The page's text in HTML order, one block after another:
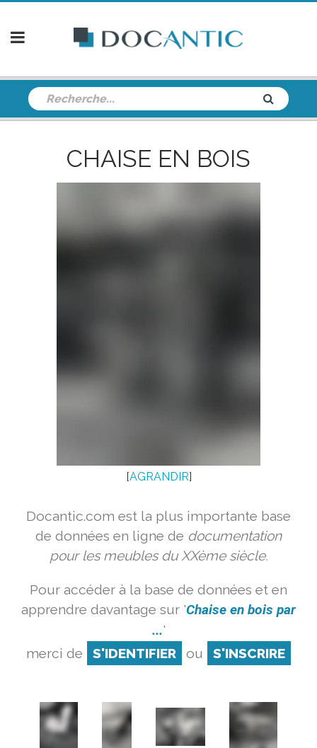
CHAISE EN BOIS
[AGRANDIR]
Docantic.com est la plus importante base
de données en ligne de documentation
pour les meubles du XXème siècle.
Pour accéder à la base de données et en
apprendre davantage sur 'Chaise en bois par
...'
merci de
S'IDENTIFIER ou S'INSCRIRE